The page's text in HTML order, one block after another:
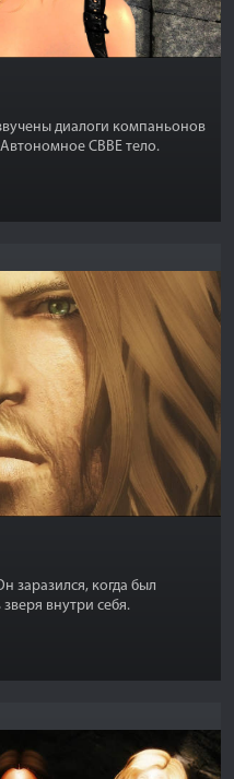
диалоги компаньонов
CBBE тело.
заразился, когда был
внутри себя.